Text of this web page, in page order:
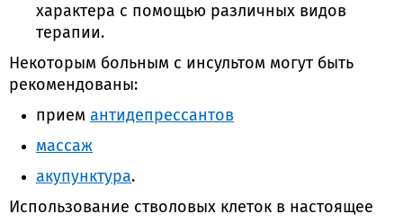
характера с помощью различных видов
терапии.
Некоторым больным с инсультом могут быть
рекомендованы:
прием антидепрессантов
массаж
акупунктура.
Использование стволовых клеток в настоящее